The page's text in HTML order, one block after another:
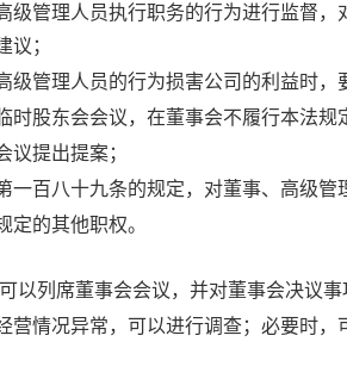
级管理人员执行职务的行为进行监督
议；
级管理人员的行为损害公司的利益时
时股东会会议，在董事会不履行本法
议提出提案；
一百八十九条的规定，对董事、高级管
定的其他职权。
以列席董事会会议，并对董事会决议
营情况异常，可以进行调查；必要时